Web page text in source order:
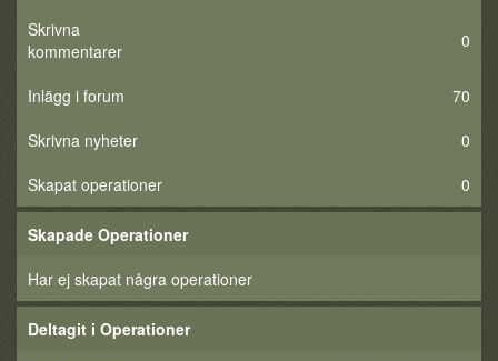
Skrivna
kommentarer
0
Inlägg i forum
70
Skrivna nyheter
0
Skapat operationer
0
Skapade Operationer
Har ej skapat några operationer
Deltagit i Operationer